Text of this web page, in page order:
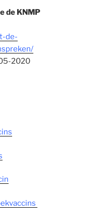
de KNMP
de-
2020